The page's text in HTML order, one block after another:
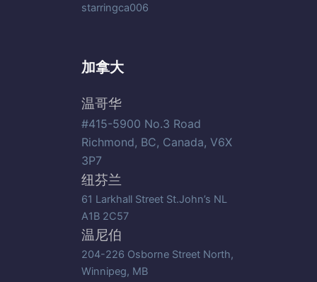
starringca006
加拿大
温哥华
#415-5900 No.3 Road
Richmond, BC, Canada, V6X
3P7
纽芬兰
61 Larkhall Street St.John’s NL
A1B 2C57
温尼伯
204-226 Osborne Street North,
Winnipeg, MB